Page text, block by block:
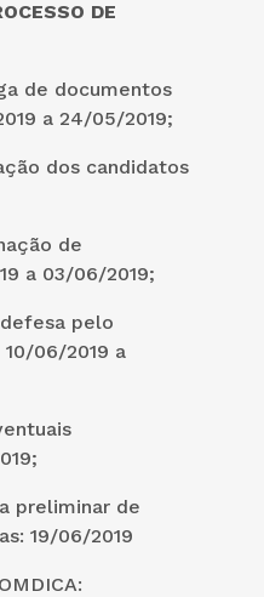
DE
de documentos
a 24/05/2019;
dos candidatos
de
a 03/06/2019;
pelo
06/2019 a
preliminar de
19/06/2019